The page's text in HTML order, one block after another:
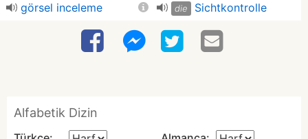
görsel inceleme
die Sichtkontrolle
Alfabetik Dizin